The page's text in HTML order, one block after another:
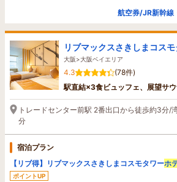
航空券/JR新幹線
リブマックスさきしまコス
大阪>大阪ベイエリア
4.3
(78件)
駅直結×3食ビュッフェ、展望サ
トレードセンター前駅 2番出口から徒歩約3分/
分
宿泊プラン
【リブ得】リブマックスさきしまコスモタワーホ
ポイントUP